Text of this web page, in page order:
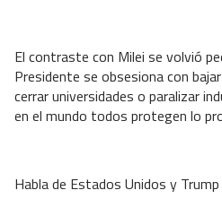
El contraste con Milei se volvió
Presidente se obsesiona con
cerrar universidades o paralizar
en el mundo todos protegen lo
Habla de Estados Unidos y